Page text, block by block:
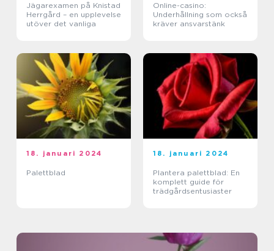
Jägarexamen på Knistad
Herrgård – en upplevelse
utöver det vanliga
Online-casino:
Underhållning som också
kräver ansvarstänk
18. januari 2024
Palettblad
18. januari 2024
Plantera palettblad: En
komplett guide för
trädgårdsentusiaster